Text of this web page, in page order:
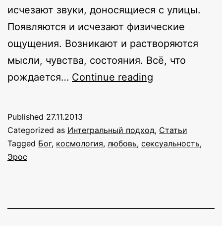
исчезают звуки, доносящиеся с улицы.
Появляются и исчезают физические
ощущения. Возникают и растворяются
мысли, чувства, состояния. Всё, что
рождается… Continue reading
такой
сексуальный
Published 27.11.2013
Categorized as Интегральный подход, Статьи
Tagged Бог, космология, любовь, сексуальность,
Эрос